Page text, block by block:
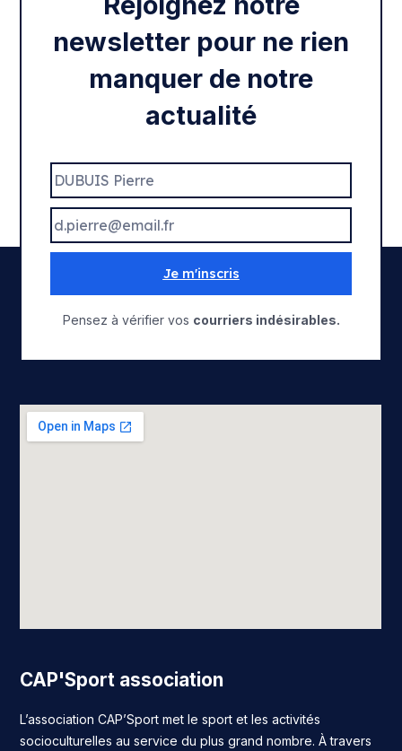
newsletter pour ne rien
manquer de notre
actualité
Je m'inscris
Pensez à vérifier vos courriers indésirables.
CAP'Sport association
L’association CAP’Sport met le sport et les activités
socioculturelles au service du plus grand nombre. À travers